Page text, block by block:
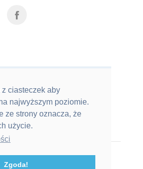
z ciasteczek aby
najwyższym poziomie.
ze strony oznacza, że
użycie.
Zgoda!Herrmann. Wszelkie prawa